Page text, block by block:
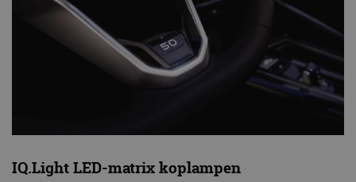
IQ.Light LED-matrix koplampen